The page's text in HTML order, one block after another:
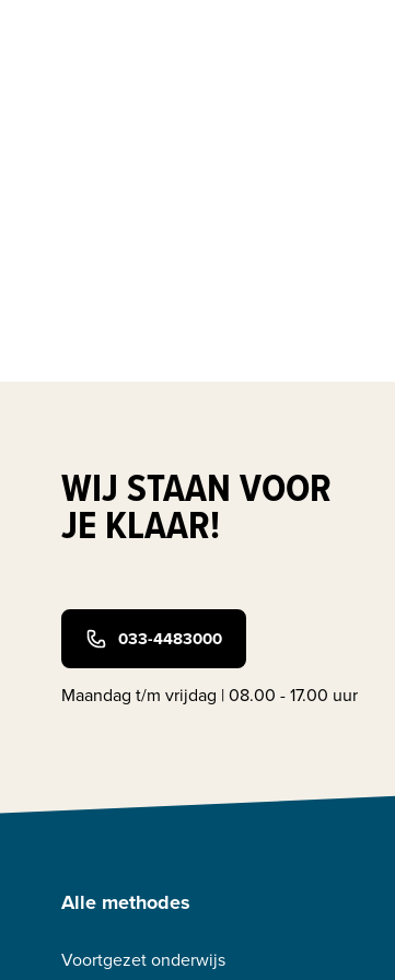
WIJ STAAN VOOR
JE KLAAR!
033-4483000
Maandag t/m vrijdag | 08.00 - 17.00 uur
Alle methodes
Voortgezet onderwijs